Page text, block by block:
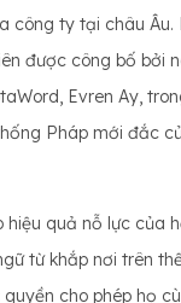
công ty tại châu Âu.
được công bố bởi
Evren Ay,
Pháp mới đắc
hiệu quả nỗ lực của
từ khắp nơi trên
cho phép họ